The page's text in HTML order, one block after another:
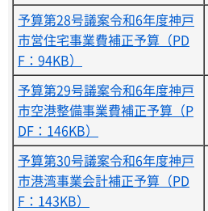
予算第28号議案令和6年度神戸
市営住宅事業費補正予算（PD
F：94KB）
予算第29号議案令和6年度神戸
市空港整備事業費補正予算（P
DF：146KB）
予算第30号議案令和6年度神戸
市港湾事業会計補正予算（PD
F：143KB）